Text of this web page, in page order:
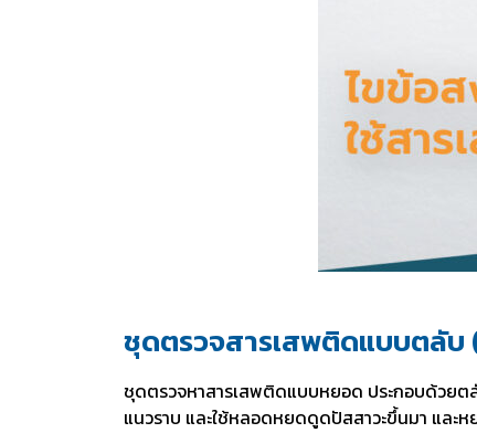
ชุดตรวจสารเสพติดแบบตลับ
ชุดตรวจหาสารเสพติดแบบหยอด ประกอบด้วยต
แนวราบ และใช้หลอดหยดดูดปัสสาวะขึ้นมา แล